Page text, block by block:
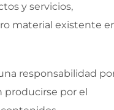
y servicios,
material existente
responsabilidad
producirse por el